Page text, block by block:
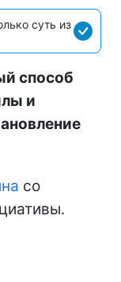
суть из
способ
и
со